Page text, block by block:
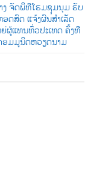
ງ ຈັດພິທີໂຮມຊຸມນຸມ ຮັບ
ດສົດ ແຈ້ງຜົນສໍາເລັດ
ຜູ້ແທນທົ່ວປະເທດ ຄັ້ງທີ
ອມມູນິດຫວຽດນາມ